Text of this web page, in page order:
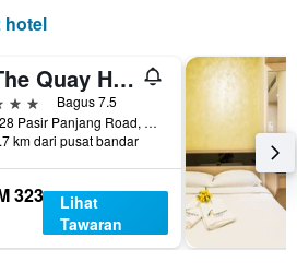
hotel
The Quay Hotel West Coast
bintangBagus 7.5
428 Pasir Panjang Road, Singapura, Singapura
km dari pusat bandar
323
Lihat
Tawaran